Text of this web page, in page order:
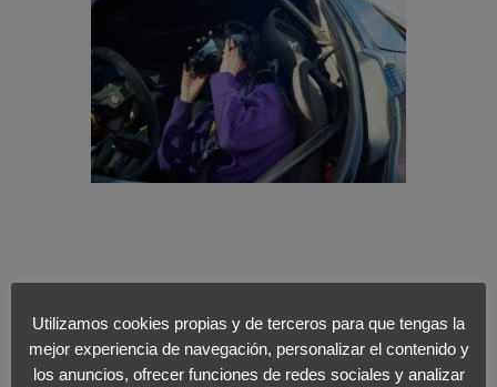
Utilizamos cookies propias y de terceros para que tengas la
mejor experiencia de navegación, personalizar el contenido y
los anuncios, ofrecer funciones de redes sociales y analizar